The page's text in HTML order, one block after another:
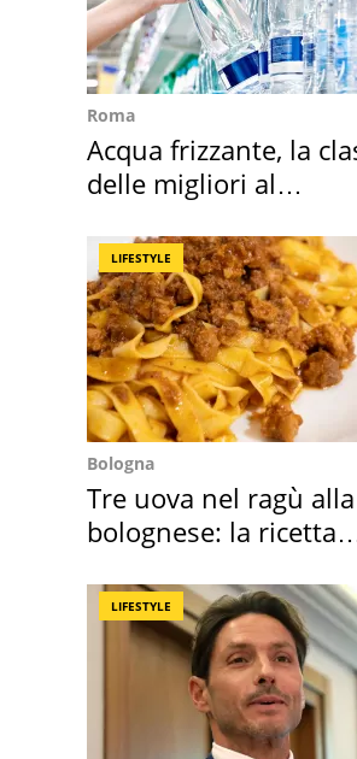
Roma
Acqua frizzante, la
delle migliori al
LIFESTYLE
Bologna
Tre uova nel ragù alla
bolognese: la ricetta
LIFESTYLE